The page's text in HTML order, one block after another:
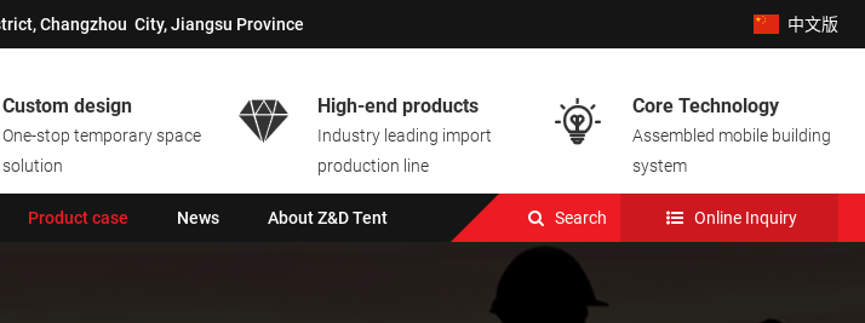
Changzhou City, Jiangsu Province 中文版
Custom design
One-stop temporary space
solution
 High-end products
Industry leading import
production line
 Core Technology
Assembled mobile building
system
Online Inquiry
Search
Product case News About Z&D Tent